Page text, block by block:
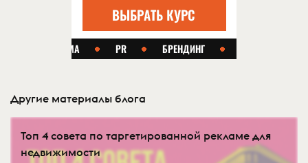
Другие материалы блога
Топ 4 совета по таргетированной рекламе для
недвижимости